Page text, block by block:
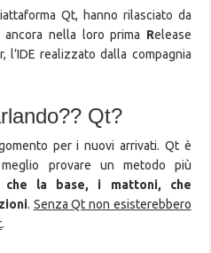
Qt, hanno rilasciato da
ancora nella loro prima Release
l’IDE realizzato dalla compagnia
Qt?
per i nuovi arrivati. Qt è
provare un metodo più
la base, i mattoni, che
. Senza Qt non esisterebbero
.